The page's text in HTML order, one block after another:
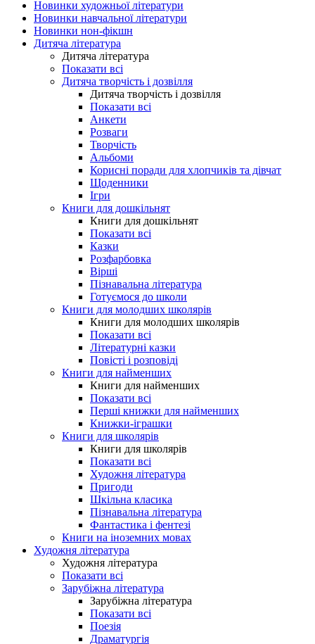
Новинки художньої літератури
Новинки навчальної літератури
Новинки нон-фікшн
Дитяча література
Дитяча література
Показати всі
Дитяча творчість і дозвілля
Дитяча творчість і дозвілля
Показати всі
Анкети
Розваги
Творчість
Альбоми
Корисні поради для хлопчиків та дівчат
Щоденники
Ігри
Книги для дошкільнят
Книги для дошкільнят
Показати всі
Казки
Розфарбовка
Вірші
Пізнавальна література
Готуємося до школи
Книги для молодших школярів
Книги для молодших школярів
Показати всі
Літературні казки
Повісті і розповіді
Книги для найменших
Книги для найменших
Показати всі
Перші книжки для найменших
Книжки-іграшки
Книги для школярів
Книги для школярів
Показати всі
Художня література
Пригоди
Шкільна класика
Пізнавальна література
Фантастика і фентезі
Книги на іноземних мовах
Художня література
Художня література
Показати всі
Зарубіжна література
Зарубіжна література
Показати всі
Поезія
Драматургія